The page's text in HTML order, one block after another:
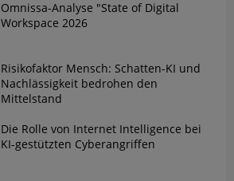
Omnissa-Analyse "State of Digital
Workspace 2026
Risikofaktor Mensch: Schatten-KI und
Nachlässigkeit bedrohen den
Mittelstand
Die Rolle von Internet Intelligence bei
KI-gestützten Cyberangriffen